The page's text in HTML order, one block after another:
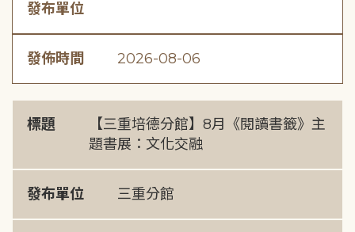
發布單位
發佈時間 2026-08-06
標題
【三重培德分館】8月《閱讀書籤》主
題書展：文化交融
發布單位 三重分館